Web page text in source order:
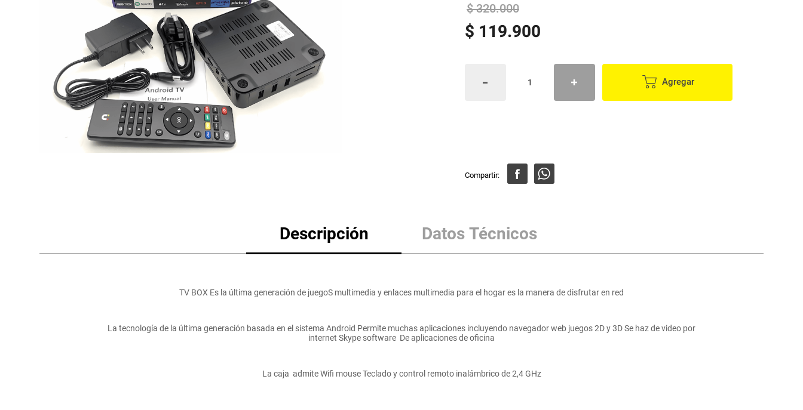
lácteos y refrigerados
vinos y licores
cuidado del bebé
mascotas
$ 320.000
$ 119.900
Agregar
Descripción Datos Técnicos
TV BOX Es la última generación de juegoS multimedia y enlaces multimedia para el hogar es la manera de disfrutar en red
La tecnología de la última generación basada en el sistema Android Permite muchas aplicaciones incluyendo navegador web juegos 2D y 3D Se haz de video por
internet Skype software De aplicaciones de oficina
La caja admite Wifi mouse Teclado y control remoto inalámbrico de 2,4 GHz
Mantequilla